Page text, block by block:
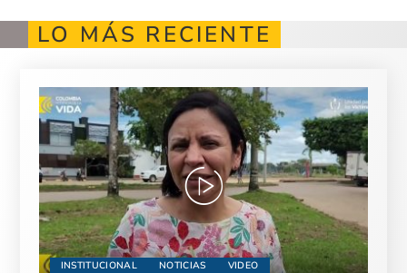
LO MÁS RECIENTE
INSTITUCIONAL NOTICIAS VIDEO